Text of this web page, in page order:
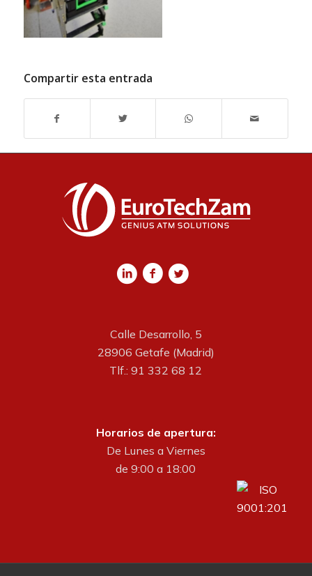
Compartir esta entrada
Calle Desarrollo, 5
28906 Getafe (Madrid)
Tlf.: 91 332 68 12
Horarios de apertura:
De Lunes a Viernes
de 9:00 a 18:00